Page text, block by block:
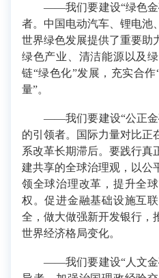
——我们要建设“绿色金
者。中国电动汽车、锂电池
世界绿色发展提供了重要助
绿色产业、清洁能源以及
链“绿色化”发展，充实合
量”。
——我们要建设“公正金
的引领者。国际力量对比正
系改革长期滞后。要践行真
建共享的全球治理观，以公
领全球治理改革，提升全
权。促进金融基础设施互
全，做大做强新开发银行，
世界经济格局变化。
——我们要建设“人文金